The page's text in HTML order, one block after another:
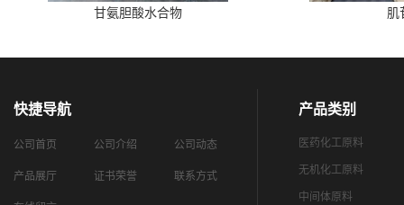
甘氨胆酸水合物 肌
快捷导航
公司首页 公司介绍 公司动态
产品展厅 证书荣誉 联系方式
产品类别
医药化工原料
无机化工原料
中间体原料